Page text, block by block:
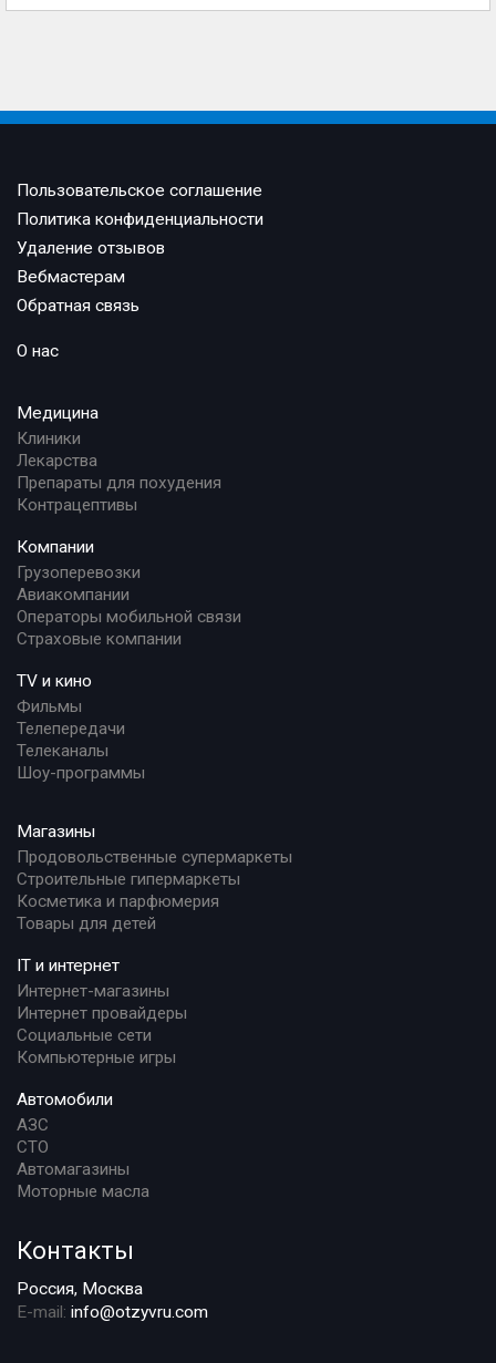
Пользовательское соглашение
Политика конфиденциальности
Удаление отзывов
Вебмастерам
Обратная связь
О нас
Медицина
Клиники
Лекарства
Препараты для похудения
Контрацептивы
Компании
Грузоперевозки
Авиакомпании
Операторы мобильной связи
Страховые компании
TV и кино
Фильмы
Телепередачи
Телеканалы
Шоу-программы
Магазины
Продовольственные супермаркеты
Строительные гипермаркеты
Косметика и парфюмерия
Товары для детей
IT и интернет
Интернет-магазины
Интернет провайдеры
Социальные сети
Компьютерные игры
Автомобили
АЗС
СТО
Автомагазины
Моторные масла
Контакты
Россия, Москва
E-mail: info@otzyvru.com